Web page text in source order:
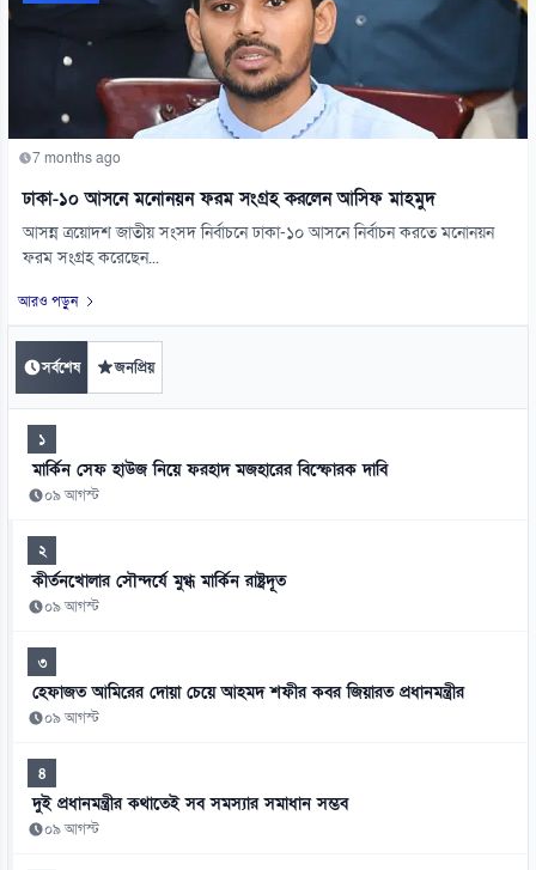
7 months ago
ঢাকা-১০ আসনে মনোনয়ন ফরম সংগ্রহ করলেন আসিফ মাহমুদ
আসন্ন ত্রয়োদশ জাতীয় সংসদ নির্বাচনে ঢাকা-১০ আসনে নির্বাচন করতে মনোনয়ন
ফরম সংগ্রহ করেছেন...
আরও পড়ুন
সর্বশেষ জনপ্রিয়
১
মার্কিন সেফ হাউজ নিয়ে ফরহাদ মজহারের বিস্ফোরক দাবি
০৯ আগস্ট
২
কীর্তনখোলার সৌন্দর্যে মুগ্ধ মার্কিন রাষ্ট্রদূত
০৯ আগস্ট
৩
হেফাজত আমিরের দোয়া চেয়ে আহমদ শফীর কবর জিয়ারত প্রধানমন্ত্রীর
০৯ আগস্ট
৪
দুই প্রধানমন্ত্রীর কথাতেই সব সমস্যার সমাধান সম্ভব
০৯ আগস্ট